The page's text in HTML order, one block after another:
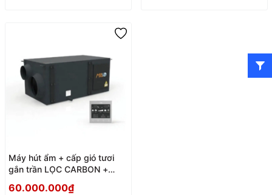
Máy hút ẩm + cấp gió tươi
gắn trần LỌC CARBON +
60.000.000₫